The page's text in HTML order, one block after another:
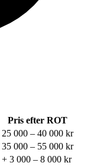
Pris efter ROT
25 000 – 40 000 kr
35 000 – 55 000 kr
+ 3 000 – 8 000 kr